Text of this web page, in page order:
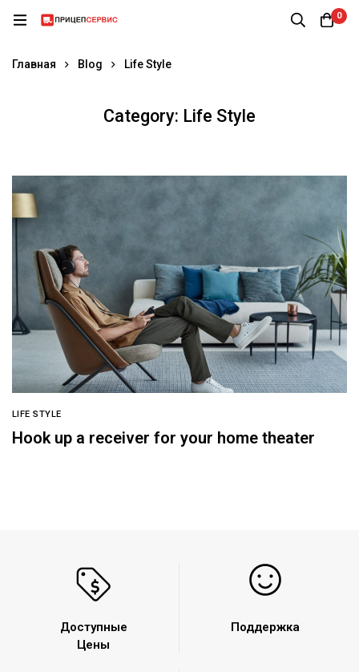
0
Главная Blog Life Style
Category: Life Style
LIFE STYLE
Hook up a receiver for your home theater
Доступные
Цены
Поддержка